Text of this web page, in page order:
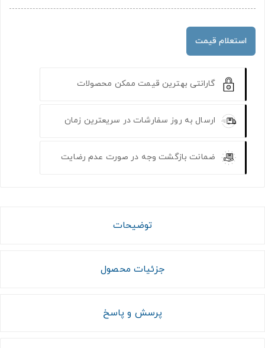
استعلام قیمت
گارانتی بهترین قیمت ممکن محصولات
ارسال به روز سفارشات در سریعترین زمان
ضمانت بازگشت وجه در صورت عدم رضایت
توضیحات
جزئیات محصول
پرسش و پاسخ